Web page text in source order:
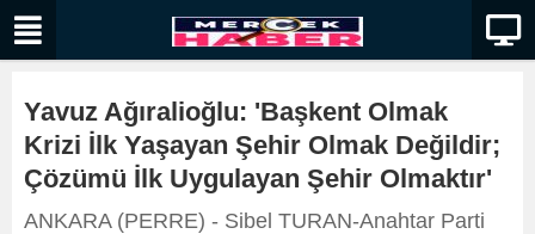
Yavuz Ağıralioğlu: 'Başkent Olmak
Krizi İlk Yaşayan Şehir Olmak Değildir;
Çözümü İlk Uygulayan Şehir Olmaktır'
ANKARA (PERRE) - Sibel TURAN-Anahtar Parti